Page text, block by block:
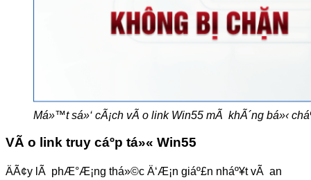
Má»™t sá»‘ cÃ¡ch vÃ o link Win55 mÃ khÃ´ng bá»‹
VÃ o link truy cáº­p tá»« Win55
ÄÃ¢y lÃ phÆ°Æ¡ng thá»©c Ä‘Æ¡n giáº£n nháº¥t vÃ an